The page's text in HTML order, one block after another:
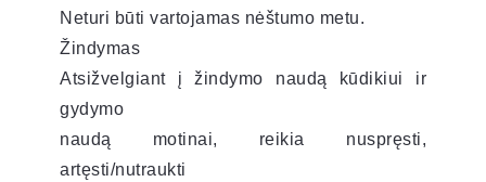
Neturi būti vartojamas nėštumo metu.
Žindymas
Atsižvelgiant į žindymo naudą kūdikiui ir
gydymo
naudą motinai, reikia nuspręsti,
artęsti/nutraukti